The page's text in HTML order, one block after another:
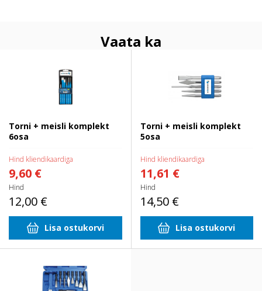
Vaata ka
Torni + meisli komplekt
6osa
Hind kliendikaardiga
9,60 €
Hind
12,00 €
Lisa ostukorvi
Torni + meisli komplekt
5osa
Hind kliendikaardiga
11,61 €
Hind
14,50 €
Lisa ostukorvi